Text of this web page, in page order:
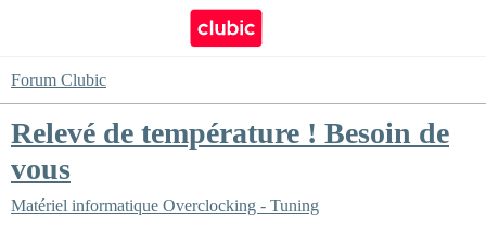
Forum Clubic
Relevé de température ! Besoin de
vous
Matériel informatique Overclocking - Tuning